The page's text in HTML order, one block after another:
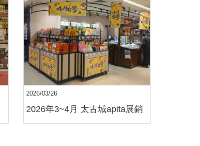
2026/03/26
2026年3~4月 太古城apita展銷